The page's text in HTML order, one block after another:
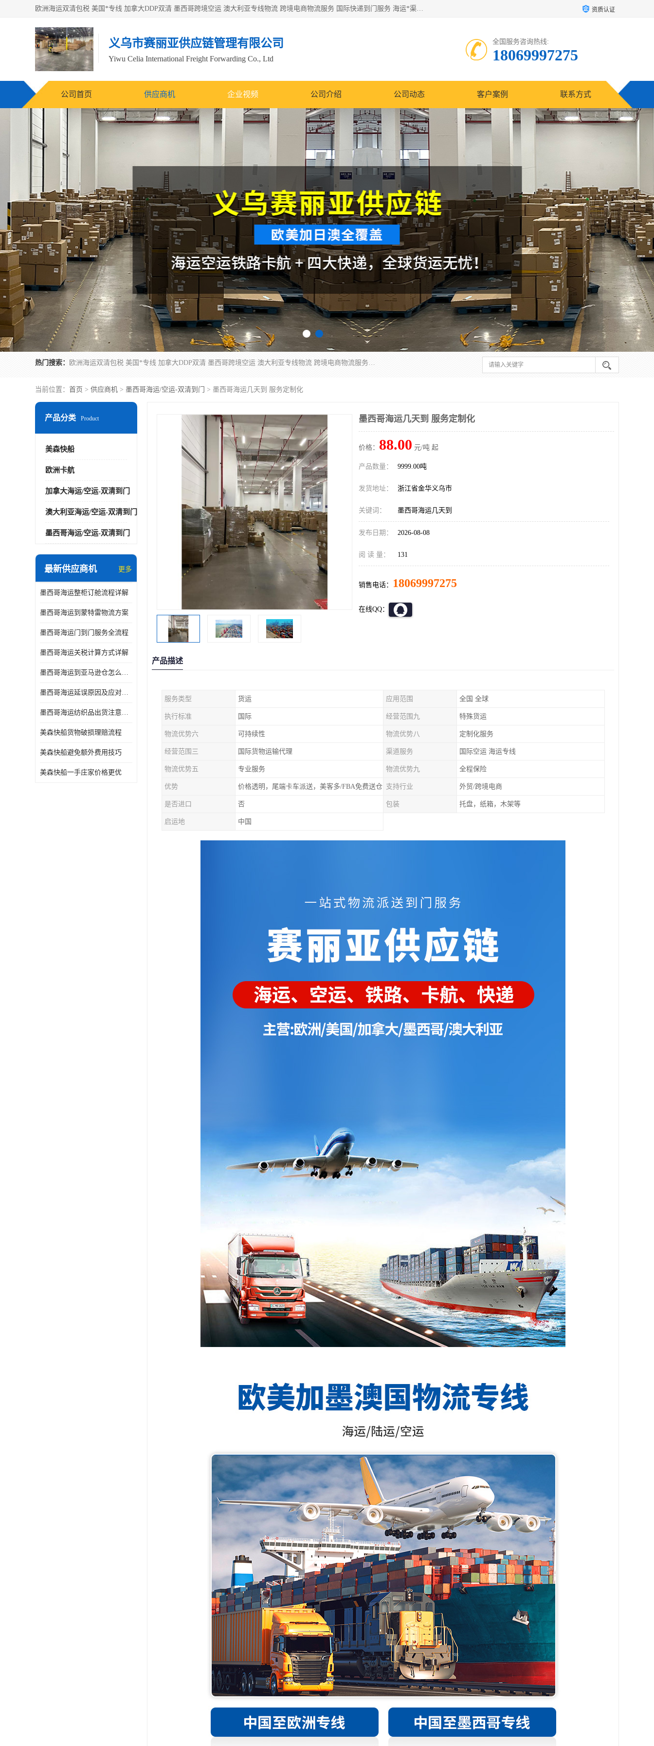
欧洲海运双清包税 美国*专线 加拿大DDP双清 墨西哥跨境空运 澳大利亚专线物流 跨境电商物流服务 国际快递到门服务 海运*渠道 一站式跨境物流解决方案 TikTok/SHEIN专线 电商平台FBA头程运输 国际铁路运输欧洲 UPS/DDHL/联邦快递跨境 美国双清到门物流 跨境*运输 资质认证
义乌市赛丽亚供应链管理有限公司
Yiwu Celia International Freight Forwarding Co., Ltd
全国服务咨询热线:
18069997275
公司首页 供应商机 企业视频 公司介绍 公司动态 客户案例 联系方式
热门搜索： 欧洲海运双清包税 美国*专线 加拿大DDP双清 墨西哥跨境空运 澳大利亚专线物流 跨境电商物流服务 国际快递到门服务 海运*渠道 一站式跨境物流解决方案 TikTok/SHEIN专线 电商平台FBA头程运输 国际铁路运输欧洲 UPS/DDHL/联邦快递跨境 美国双清到门物流 跨境*运输
当前位置： 首页 > 供应商机 > 墨西哥海运/空运-双清到门 > 墨西哥海运几天到 服务定制化
产品分类 Product
美森快船
欧洲卡航
加拿大海运/空运-双清到门
澳大利亚海运/空运-双清到门
墨西哥海运/空运-双清到门
最新供应商机 更多
墨西哥海运整柜订舱流程详解
墨西哥海运到蒙特雷物流方案
墨西哥海运门到门服务全流程
墨西哥海运关税计算方式详解
墨西哥海运到亚马逊仓怎么操作
墨西哥海运延误原因及应对办法
墨西哥海运纺织品出货注意事项
美森快船货物破损理赔流程
美森快船避免额外费用技巧
美森快船一手庄家价格更优
墨西哥海运几天到 服务定制化
价格： 88.00 元/吨 起
产品数量： 9999.00吨
发货地址： 浙江省金华义乌市
关键词： 墨西哥海运几天到
发布日期： 2026-08-08
阅 读 量： 131
销售电话： 18069997275
在线QQ：
产品描述
服务类型 货运 应用范围 全国 全球
执行标准 国际 经营范围九 特殊货运
物流优势六 可持续性 物流优势八 定制化服务
经营范围三 国际货物运输代理 渠道服务 国际空运 海运专线
物流优势五 专业服务 物流优势九 全程保险
优势 价格透明，尾端卡车派送，美客多/FBA免费送仓 支持行业 外贸/跨境电商
是否进口 否 包装 托盘，纸箱，木架等
启运地 中国